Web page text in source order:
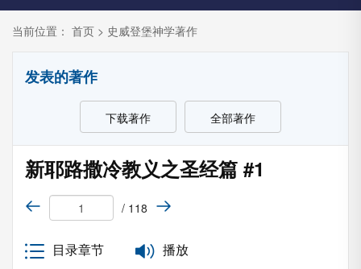
当前位置： 首页 > 史威登堡神学著作
发表的著作
下载著作 全部著作
新耶路撒冷教义之圣经篇 #1
/ 118
目录章节 播放